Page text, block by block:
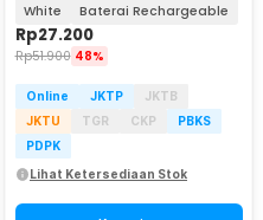
White Baterai Rechargeable
Rp27.200
Rp51.900 48%
Online JKTP
JKTB
JKTU
TGR CKP
PBKS
PDPK
Lihat Ketersediaan Stok